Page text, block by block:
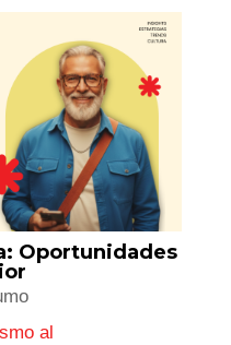
Fan-service